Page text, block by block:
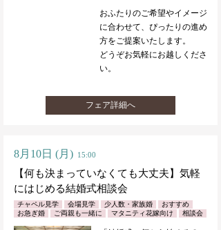
おふたりのご希望やイメージ
に合わせて、ぴったりの進め
方をご提案いたします。
どうぞお気軽にお越しくださ
い。
フェア詳細へ
8月10日 (月) 15:00
【何も決まっていなくても大丈夫】気軽
にはじめる結婚式相談会
チャペル見学 会場見学 少人数・家族婚
おすすめ
お急ぎ婚
ご両親も一緒に マタニティ花嫁向け 相談会